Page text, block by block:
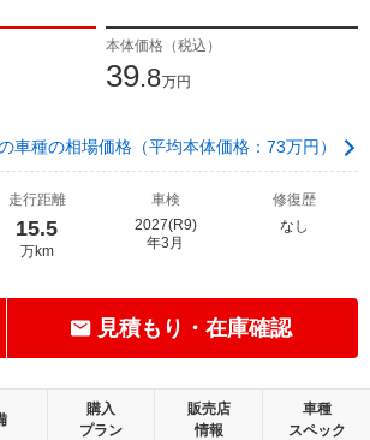
本体価格（税込）
39.8万円
車種の相場価格（平均本体価格：73万円）
走行距離
15.5
万km
車検
2027(R9)
年3月
修復歴
なし
見積もり・在庫確認
購入
プラン
販売店
情報
車種
スペック